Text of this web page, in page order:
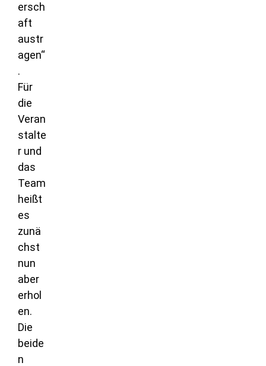
ersch
aft
austr
agen“
.
Für
die
Veran
stalte
r und
das
Team
heißt
es
zunä
chst
nun
aber
erhol
en.
Die
beide
n